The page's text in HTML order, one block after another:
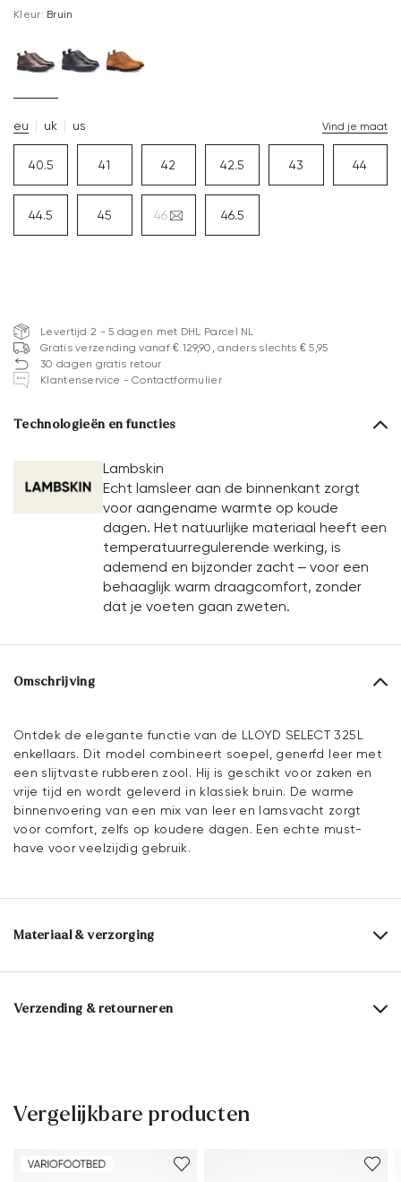
Kleur: Bruin
eu uk us Vind je maat
40.5 41 42 42.5 43 44
44.5 45 46 46.5
Levertijd 2 - 5 dagen met DHL Parcel NL
Gratis verzending vanaf € 129,90, anders slechts € 5,95
30 dagen gratis retour
Klantenservice - Contactformulier
Technologieën en functies
Lambskin
Echt lamsleer aan de binnenkant zorgt
voor aangename warmte op koude
dagen. Het natuurlijke materiaal heeft een
temperatuurregulerende werking, is
ademend en bijzonder zacht – voor een
behaaglijk warm draagcomfort, zonder
dat je voeten gaan zweten.
Omschrijving
Ontdek de elegante functie van de LLOYD SELECT 325L
enkellaars. Dit model combineert soepel, generfd leer met
een slijtvaste rubberen zool. Hij is geschikt voor zaken en
vrije tijd en wordt geleverd in klassiek bruin. De warme
binnenvoering van een mix van leer en lamsvacht zorgt
voor comfort, zelfs op koudere dagen. Een echte must-
have voor veelzijdig gebruik.
Materiaal & verzorging
Productieschaal: UK-maten
Bovenwerk: Gekorreld leer
Rubberen zool
Verzending & retourneren
30 dagen gratis retour
Klantenservice - Contactformulier
Meer informatie over dit onderwerp vindt u in het gedeelte
Vergelijkbare producten